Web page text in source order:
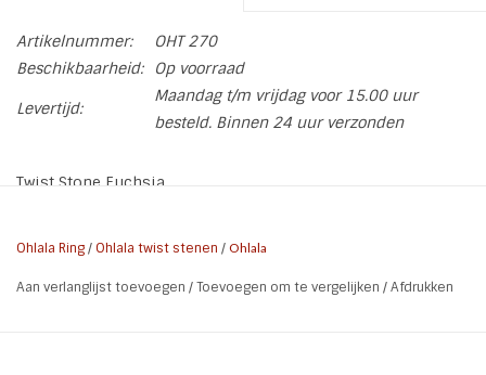
Artikelnummer:
OHT 270
Beschikbaarheid:
Op voorraad
Levertijd:
Maandag t/m vrijdag voor 15.00 uur
besteld. Binnen 24 uur verzonden
Twist Stone Fuchsia
Ohlala Ring/Ohlala twist stenen / Ohlala
Aan verlanglijst toevoegen /Toevoegen om te vergelijken /Afdrukken